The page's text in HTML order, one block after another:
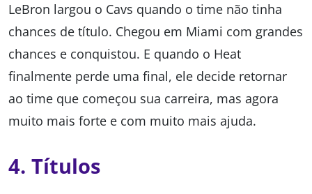
LeBron largou o Cavs quando o time não tinha
chances de título. Chegou em Miami com grandes
chances e conquistou. E quando o Heat
finalmente perde uma final, ele decide retornar
ao time que começou sua carreira, mas agora
muito mais forte e com muito mais ajuda.
4. Títulos